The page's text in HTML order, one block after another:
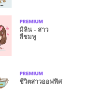
มิลิน - สาว
สีชมพู
ชีวิตสาวออฟฟิศ